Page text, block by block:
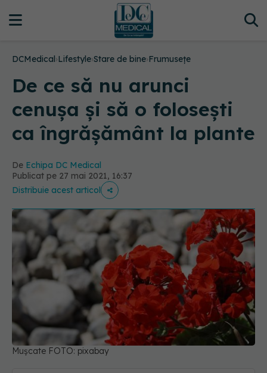
DCMedical›Lifestyle›Stare de bine›Frumusețe
De ce să nu arunci
cenușa și să o folosești
ca îngrășământ la plante
De Echipa DC Medical
Publicat pe 27 mai 2021, 16:37
Distribuie acest articol
Mușcate FOTO: pixabay